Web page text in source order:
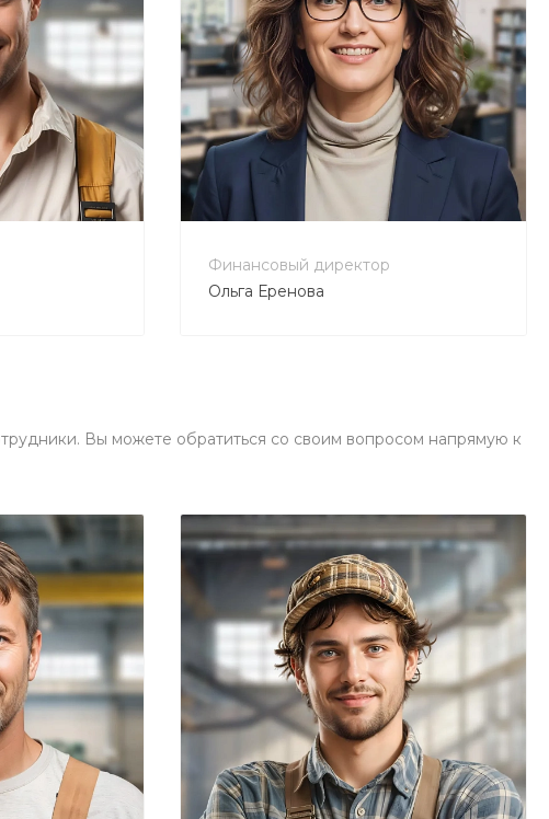
Финансовый директор
Ольга Еренова
+7 800 900-80-90
no-reply@intecweb.ru
Вы можете обратиться со своим вопросом напрямую к
+7 800 900-80-90